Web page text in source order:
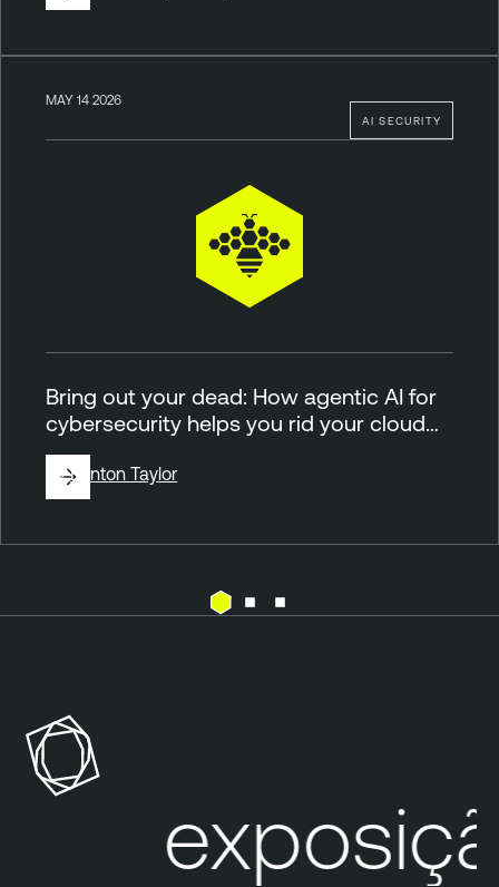
AI SECURITY
MAY 14 2026
Bring out your dead: How agentic AI for
cybersecurity helps you rid your cloud…
ByBrinton Taylor
u
d
a
b